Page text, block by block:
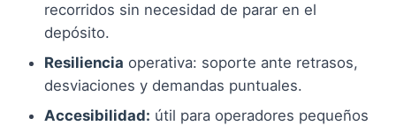
recorridos sin necesidad de parar en el
depósito.
Resiliencia operativa: soporte ante retrasos,
desviaciones y demandas puntuales.
Accesibilidad: útil para operadores pequeños